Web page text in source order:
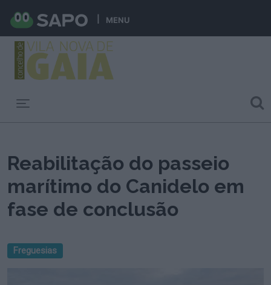
MENU
Reabilitação do passeio
marítimo do Canidelo em
fase de conclusão
Freguesias